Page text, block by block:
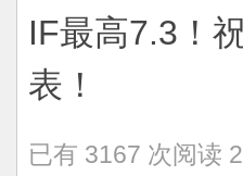
IF最高7.3！
表！
已有 3167 次阅读